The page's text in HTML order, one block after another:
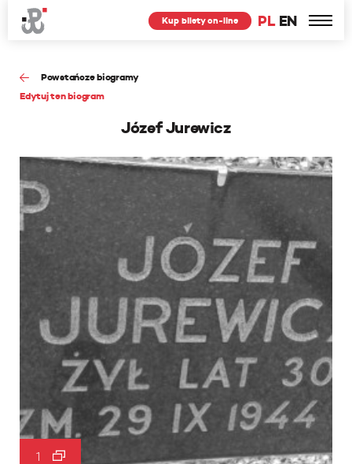
PL EN
Kup bilety on-line
Powstańcze biogramy
Edytuj ten biogram
Józef Jurewicz
1